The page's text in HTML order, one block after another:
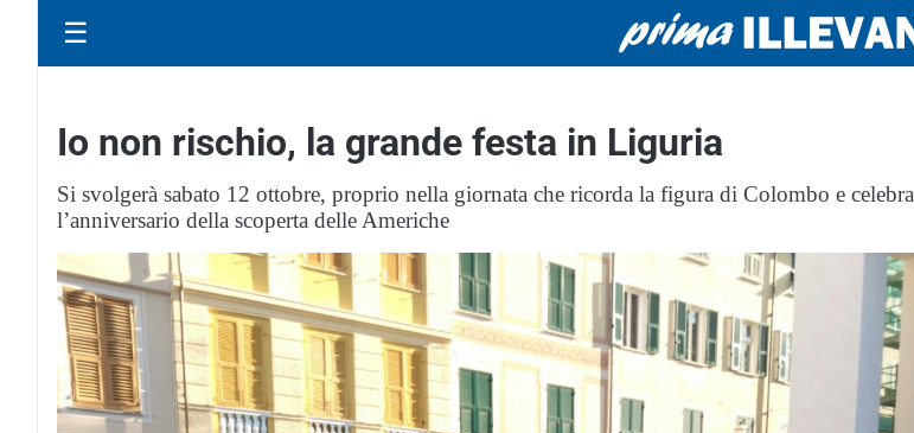
☰
Io non rischio, la grande festa in Liguria
Si svolgerà sabato 12 ottobre, proprio nella giornata che ricorda la figura di Colombo e celebra
l’anniversario della scoperta delle Americhe